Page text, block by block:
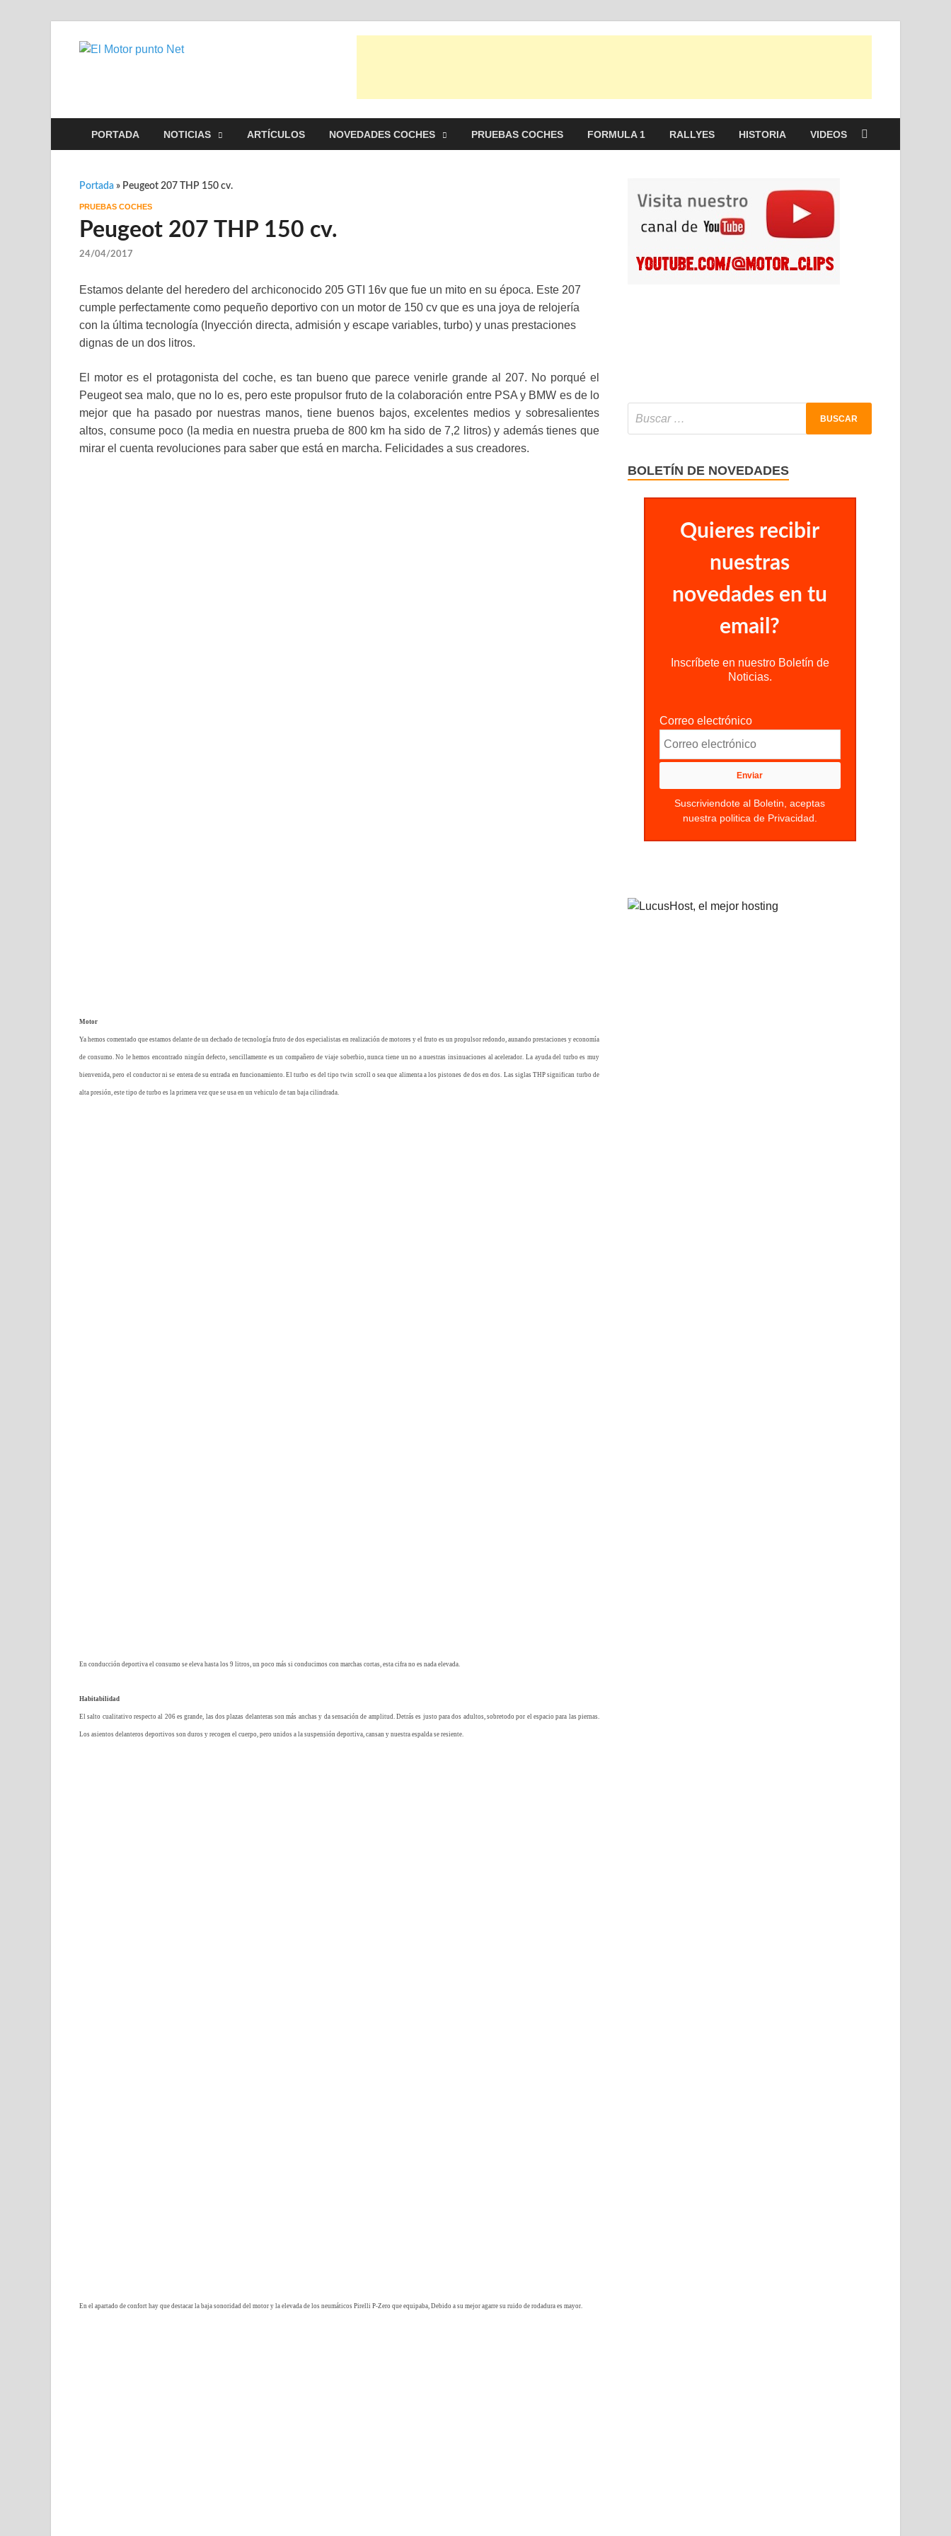
PORTADA NOTICIAS ARTÍCULOS NOVEDADES COCHES PRUEBAS COCHES FORMULA 1 RALLYES HISTORIA VIDEOS
Portada » Peugeot 207 THP 150 cv.
PRUEBAS COCHES
Peugeot 207 THP 150 cv.
24/04/2017
Estamos delante del heredero del archiconocido 205 GTI 16v que fue un mito en su época. Este 207
cumple perfectamente como pequeño deportivo con un motor de 150 cv que es una joya de relojería
con la última tecnología (Inyección directa, admisión y escape variables, turbo) y unas prestaciones
dignas de un dos litros.
El motor es el protagonista del coche, es tan bueno que parece venirle grande al 207. No porqué el
Peugeot sea malo, que no lo es, pero este propulsor fruto de la colaboración entre PSA y BMW es de lo
mejor que ha pasado por nuestras manos, tiene buenos bajos, excelentes medios y sobresalientes
altos, consume poco (la media en nuestra prueba de 800 km ha sido de 7,2 litros) y además tienes que
mirar el cuenta revoluciones para saber que está en marcha. Felicidades a sus creadores.
Motor
Ya hemos comentado que estamos delante de un dechado de tecnología fruto de dos especialistas en realización de motores y el fruto es un propulsor redondo, aunando prestaciones y economía
de consumo. No le hemos encontrado ningún defecto, sencillamente es un compañero de viaje soberbio, nunca tiene un no a nuestras insinuaciones al acelerador. La ayuda del turbo es muy
bienvenida, pero el conductor ni se entera de su entrada en funcionamiento. El turbo es del tipo twin scroll o sea que alimenta a los pistones de dos en dos. Las siglas THP significan turbo de
alta presión, este tipo de turbo es la primera vez que se usa en un vehiculo de tan baja cilindrada.
En conducción deportiva el consumo se eleva hasta los 9 litros, un poco más si conducimos con marchas cortas, esta cifra no es nada elevada.
Habitabilidad
El salto cualitativo respecto al 206 es grande, las dos plazas delanteras son más anchas y da sensación de amplitud. Detrás es justo para dos adultos, sobretodo por el espacio para las piernas.
Los asientos delanteros deportivos son duros y recogen el cuerpo, pero unidos a la suspensión deportiva, cansan y nuestra espalda se resiente.
En el apartado de confort hay que destacar la baja sonoridad del motor y la elevada de los neumáticos Pirelli P-Zero que equipaba, Debido a su mejor agarre su ruido de rodadura es mayor.
BOLETÍN DE NOVEDADES
Quieres recibir
nuestras
novedades en tu
email?
Inscríbete en nuestro Boletín de
Noticias.
Correo electrónico
Suscriviendote al Boletin, aceptas
nuestra politica de Privacidad.